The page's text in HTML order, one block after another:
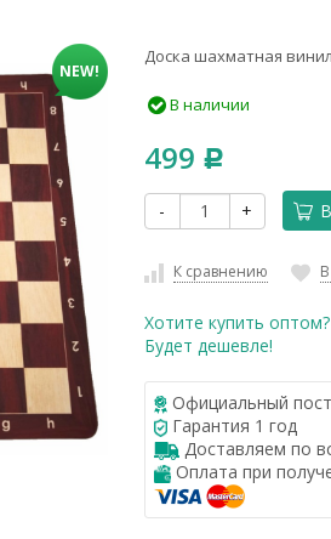
NEW!
Доска шахматная
В наличии
499 Р
- +
К сравнению
Хотите купить оптом?
Будет дешевле!
Официальный
Гарантия 1 год
Доставляем по
Оплата при